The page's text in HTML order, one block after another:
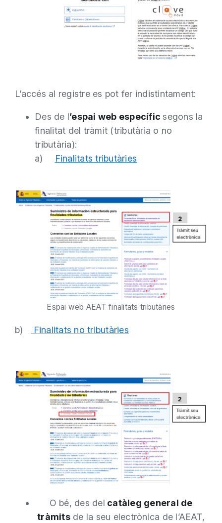
L’accés al registre es pot fer indistintament:
Des de l’espai web específic segons la
finalitat del tràmit (tributària o no
tributària):
a)
Finalitats tributàries
Espai web AEAT finalitats tributàries
b) Finalitats no tributàries
O bé, des del catàleg general de
tràmitsde la seu electrònica de l’AEAT,